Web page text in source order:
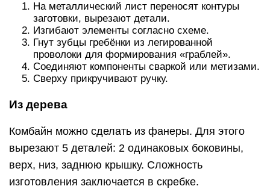
На металлический лист переносят контуры
заготовки, вырезают детали.
Изгибают элементы согласно схеме.
Гнут зубцы гребёнки из легированной
проволоки для формирования «граблей».
Соединяют компоненты сваркой или метизами.
Сверху прикручивают ручку.
Из дерева
Комбайн можно сделать из фанеры. Для этого
вырезают 5 деталей: 2 одинаковых боковины,
верх, низ, заднюю крышку. Сложность
изготовления заключается в скребке.